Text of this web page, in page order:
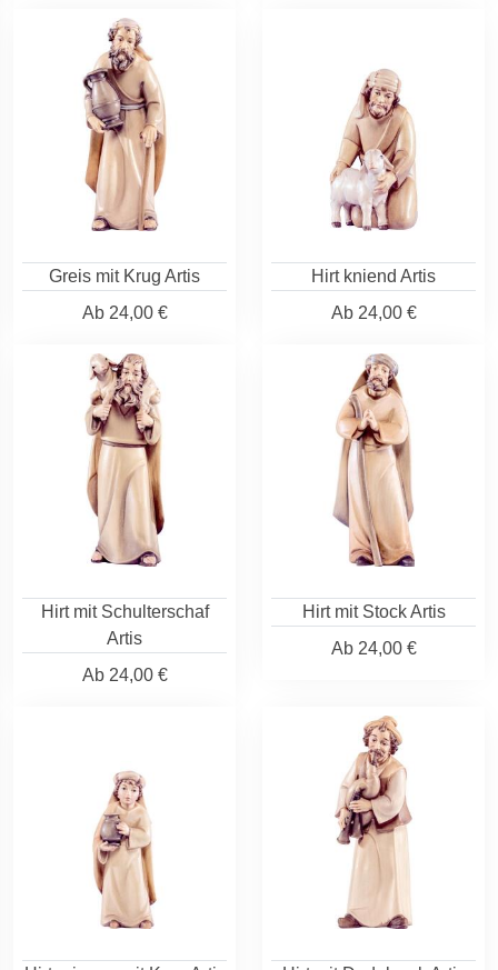
Greis mit Krug Artis
Ab24,00 €
Hirt kniend Artis
Ab24,00 €
Hirt mit Schulterschaf
Artis
Ab24,00 €
Hirt mit Stock Artis
Ab24,00 €